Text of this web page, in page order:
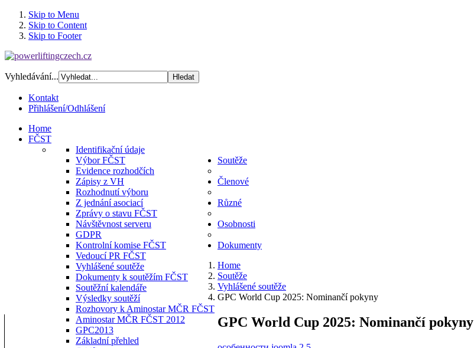
Skip to Menu
Skip to Content
Skip to Footer
Vyhledávání...
Kontakt
Přihlášení/Odhlášení
Home
FČST
Identifikační údaje
Výbor FČST
Evidence rozhodčích
Zápisy z VH
Rozhodnutí výboru
Z jednání asociací
Zprávy o stavu FČST
Návštěvnost serveru
GDPR
Kontrolní komise FČST
Vedoucí PR FČST
Soutěže
Vyhlášené soutěže
Dokumenty k soutěžím FČST
Soutěžní kalendáře
Výsledky soutěží
Rozhovory k Aminostar MČR FČST
Aminostar MČR FČST 2012
GPC2013
Členové
Základní přehled
Různé
Osobnosti
Dokumenty
Home
Soutěže
Vyhlášené soutěže
GPC World Cup 2025: Nominančí pokyny
GPC World Cup 2025: Nominančí pokyny